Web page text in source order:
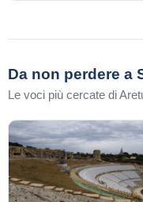
Da non perdere a
Le voci più cercate di